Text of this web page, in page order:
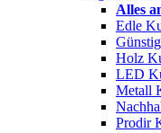
Alles
Edle
Holz
LED
Metall
Prodir